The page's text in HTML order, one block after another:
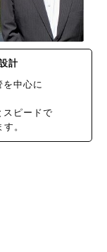
計
を中心に
ます。
スピードで
ます。